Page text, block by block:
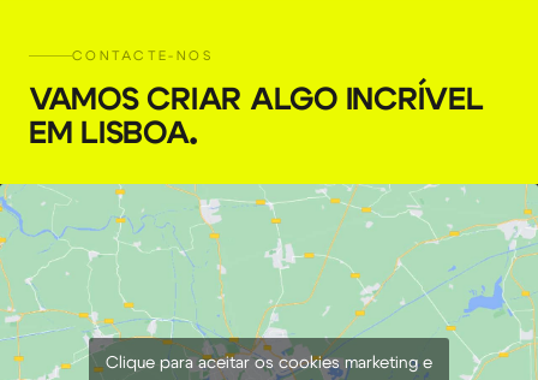
CONTACTE-NOS
VAMOS CRIAR ALGO INCRÍVEL
EM LISBOA.
Clique para aceitar os cookies marketing e